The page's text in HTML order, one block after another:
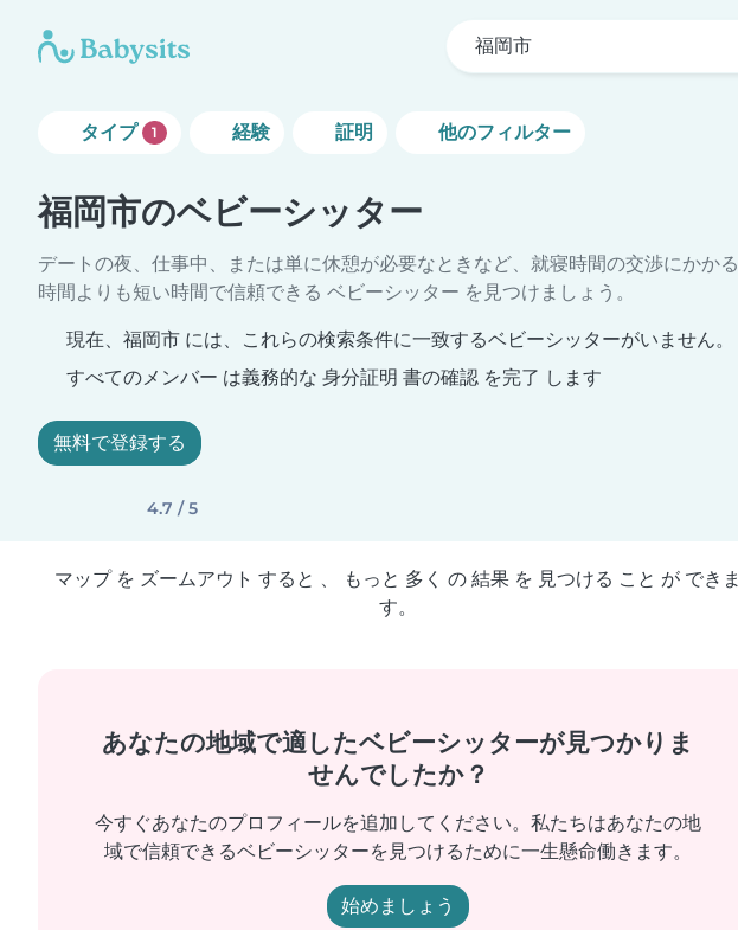
福岡市
タイプ 1 経験 証明 他のフィルター
福岡市のベビーシッター
デートの夜、仕事中、または単に休憩が必要なときなど、就寝時間の交渉にかかる
時間よりも短い時間で信頼できる ベビーシッター を見つけましょう。
現在、福岡市 には、これらの検索条件に一致するベビーシッターがいません。
すべてのメンバー は義務的な 身分証明 書の確認 を完了 します
無料で登録する
4.7 / 5
マップ を ズームアウト すると 、 もっと 多く の 結果 を 見つける こと が できま
す。
あなたの地域で適したベビーシッターが見つかりま
せんでしたか？
今すぐあなたのプロフィールを追加してください。私たちはあなたの地
域で信頼できるベビーシッターを見つけるために一生懸命働きます。
始めましょう